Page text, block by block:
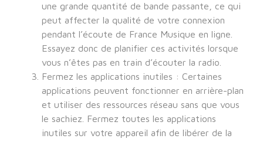
une grande quantité de bande passante, ce qui
peut affecter la qualité de votre connexion
pendant l’écoute de France Musique en ligne.
Essayez donc de planifier ces activités lorsque
vous n’êtes pas en train d’écouter la radio.
Fermez les applications inutiles : Certaines
applications peuvent fonctionner en arrière-plan
et utiliser des ressources réseau sans que vous
le sachiez. Fermez toutes les applications
inutiles sur votre appareil afin de libérer de la